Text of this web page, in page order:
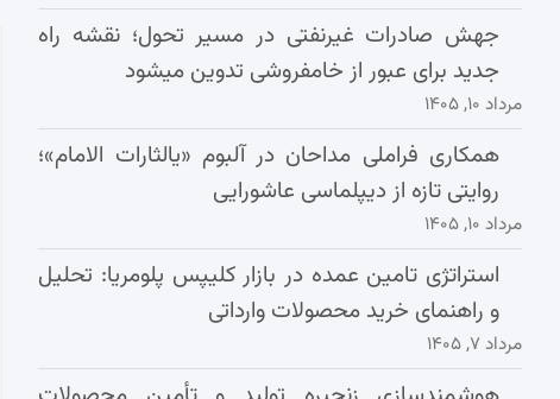
جهش صادرات غیرنفتی در مسیر تحول؛ نقشه راه
جدید برای عبور از خامفروشی تدوین میشود
مرداد ۱۰, ۱۴۰۵
همکاری فراملی مداحان در آلبوم «یالثارات الامام»؛
روایتی تازه از دیپلماسی عاشورایی
مرداد ۱۰, ۱۴۰۵
استراتژی تامین عمده در بازار کلیپس پلومریا: تحلیل
و راهنمای خرید محصولات وارداتی
مرداد ۷, ۱۴۰۵